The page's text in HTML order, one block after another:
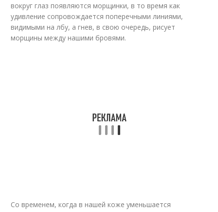
вокруг глаз появляются морщинки, в то время как
удивление сопровождается поперечными линиями,
видимыми на лбу, а гнев, в свою очередь, рисует
морщины между нашими бровями.
Со временем, когда в нашей коже уменьшается